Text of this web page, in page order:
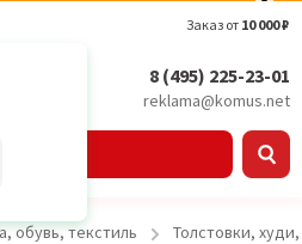
Заказ от 10 000 ₽
8 (495) 225-23-01
reklama@komus.net
обувь, текстиль Толстовки,